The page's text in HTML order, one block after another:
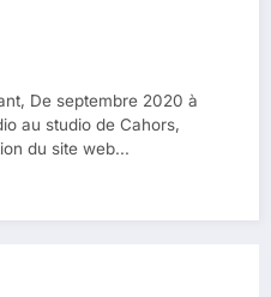
De septembre 2020 à
au studio de Cahors,
du site web...